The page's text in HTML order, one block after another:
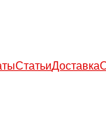
СтатьиДоставка